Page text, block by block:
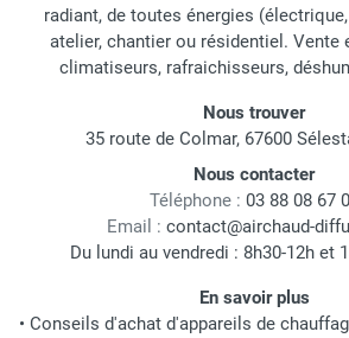
radiant, de toutes énergies
atelier, chantier ou résidentiel. Vente
climatiseurs, rafraichisseurs,
Nous trouver
35 route de Colmar, 67600
Nous contacter
Téléphone : 03 88 08 67
Email : contact@airchaud-
Du lundi au vendredi : 8h30-12h et
En savoir plus
• Conseils d'achat d'appareils de